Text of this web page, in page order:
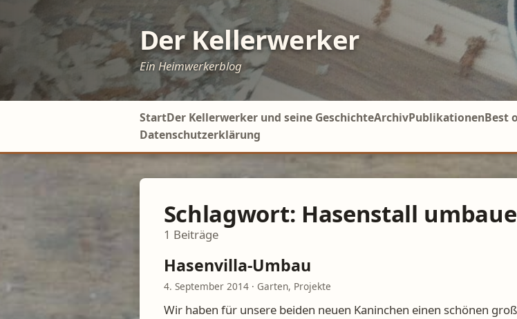
Der Kellerwerker
Ein Heimwerkerblog
StartDer Kellerwerker und seine GeschichteArchivPublikationenBest
Datenschutzerklärung
Schlagwort: Hasenstall
1 Beiträge
Hasenvilla-Umbau
4. September 2014· Garten, Projekte
Wir haben für unsere beiden neuen Kaninchen einen schönen